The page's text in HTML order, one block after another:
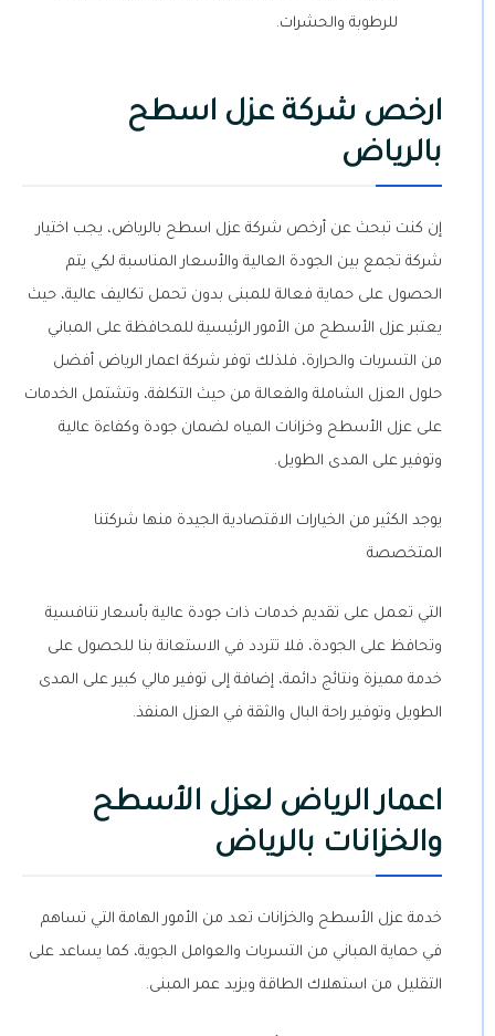
للرطوبة والحشرات.
ارخص شركة عزل اسطح
بالرياض
إن كنت تبحث عن أرخص شركة عزل اسطح بالرياض، يجب اختيار
شركة تجمع بين الجودة العالية والأسعار المناسبة لكي يتم
الحصول على حماية فعالة للمبنى بدون تحمل تكاليف عالية، حيث
يعتبر عزل الأسطح من الأمور الرئيسية للمحافظة على المباني
من التسربات والحرارة، فلذلك توفر شركة اعمار الرياض أفضل
حلول العزل الشاملة والفعالة من حيث التكلفة، وتشتمل الخدمات
على عزل الأسطح وخزانات المياه لضمان جودة وكفاءة عالية
وتوفير على المدى الطويل.
يوجد الكثير من الخيارات الاقتصادية الجيدة منها شركتنا
المتخصصة
التي تعمل على تقديم خدمات ذات جودة عالية بأسعار تنافسية
وتحافظ على الجودة، فلا تتردد في الاستعانة بنا للحصول على
خدمة مميزة ونتائج دائمة، إضافة إلى توفير مالي كبير على المدى
الطويل وتوفير راحة البال والثقة في العزل المنفذ.
اعمار الرياض لعزل الأسطح
والخزانات بالرياض
خدمة عزل الأسطح والخزانات تعد من الأمور الهامة التي تساهم
في حماية المباني من التسربات والعوامل الجوية، كما يساعد على
التقليل من استهلاك الطاقة ويزيد عمر المبنى.